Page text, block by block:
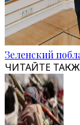
Зеленский
ЧИТАЙТЕ